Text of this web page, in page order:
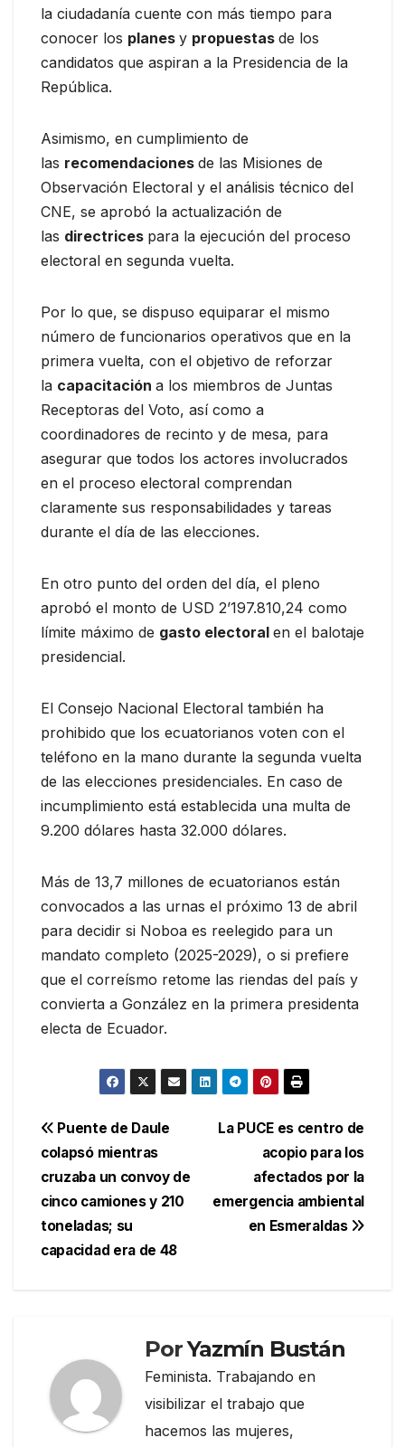
la ciudadanía cuente con más tiempo para
conocer los planes y propuestas de los
candidatos que aspiran a la Presidencia de la
República.
Asimismo, en cumplimiento de
las recomendaciones de las Misiones de
Observación Electoral y el análisis técnico del
CNE, se aprobó la actualización de
las directrices para la ejecución del proceso
electoral en segunda vuelta.
Por lo que, se dispuso equiparar el mismo
número de funcionarios operativos que en la
primera vuelta, con el objetivo de reforzar
la capacitación a los miembros de Juntas
Receptoras del Voto, así como a
coordinadores de recinto y de mesa, para
asegurar que todos los actores involucrados
en el proceso electoral comprendan
claramente sus responsabilidades y tareas
durante el día de las elecciones.
En otro punto del orden del día, el pleno
aprobó el monto de USD 2’197.810,24 como
límite máximo de gasto electoral en el balotaje
presidencial.
El Consejo Nacional Electoral también ha
prohibido que los ecuatorianos voten con el
teléfono en la mano durante la segunda vuelta
de las elecciones presidenciales. En caso de
incumplimiento está establecida una multa de
9.200 dólares hasta 32.000 dólares.
Más de 13,7 millones de ecuatorianos están
convocados a las urnas el próximo 13 de abril
para decidir si Noboa es reelegido para un
mandato completo (2025-2029), o si prefiere
que el correísmo retome las riendas del país y
convierta a González en la primera presidenta
electa de Ecuador.
Navegación
de
entradas
La PUCE es centro de
acopio para los
afectados por la
emergencia ambiental
en Esmeraldas
Puente de Daule
colapsó mientras
cruzaba un convoy de
cinco camiones y 210
toneladas; su
capacidad era de 48
PorYazmín Bustán
Feminista. Trabajando en
visibilizar el trabajo que
hacemos las mujeres,